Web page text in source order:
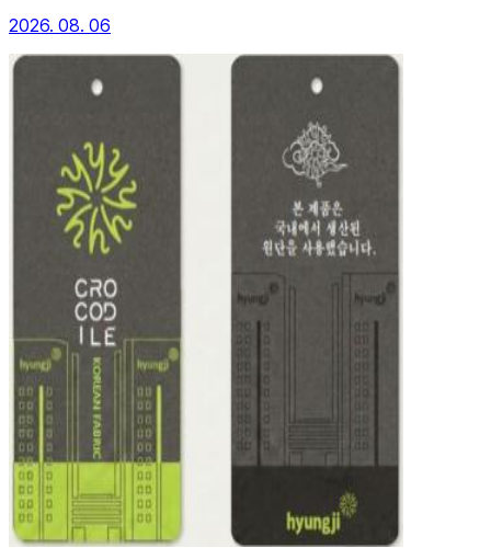
2026. 08. 06